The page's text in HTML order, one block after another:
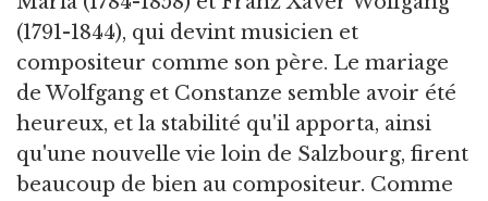
(1791-1844), qui devint musicien et
compositeur comme son père. Le mariage
de Wolfgang et Constanze semble avoir été
heureux, et la stabilité qu'il apporta, ainsi
qu'une nouvelle vie loin de Salzbourg, firent
beaucoup de bien au compositeur. Comme